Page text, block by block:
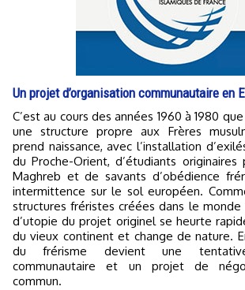
Un projet d’organisation communautaire en
C’est au cours des années 1960 à 1980 que le projet de créer
une structure propre aux Frères
prend naissance, avec l’installation
du Proche-Orient, d’étudiants originaires
Maghreb et de savants d’obédience
intermittence sur le sol européen.
structures fréristes créées dans le monde
d’utopie du projet originel se heurte
du vieux continent et change de nature.
du frérisme devient une tentative
communautaire et un projet de
commun.